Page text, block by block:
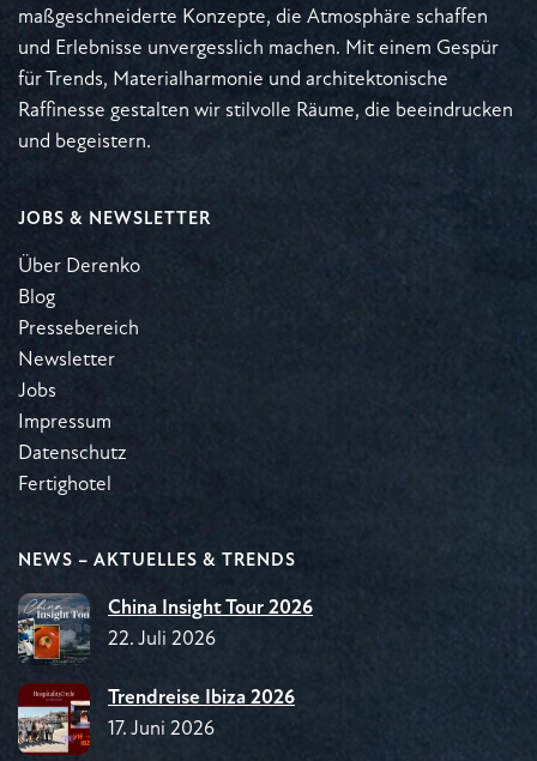
maßgeschneiderte Konzepte, die Atmosphäre schaffen
und Erlebnisse unvergesslich machen. Mit einem Gespür
für Trends, Materialharmonie und architektonische
Raffinesse gestalten wir stilvolle Räume, die beeindrucken
und begeistern.
JOBS & NEWSLETTER
Über Derenko
Blog
Pressebereich
Newsletter
Jobs
Impressum
Datenschutz
Fertighotel
NEWS – AKTUELLES & TRENDS
China Insight Tour 2026
22. Juli 2026
Trendreise Ibiza 2026
17. Juni 2026